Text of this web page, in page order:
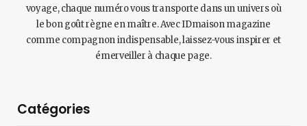
voyage, chaque numéro vous transporte dans un univers où
le bon goût règne en maître. Avec IDmaison magazine
comme compagnon indispensable, laissez-vous inspirer et
émerveiller à chaque page.
Catégories